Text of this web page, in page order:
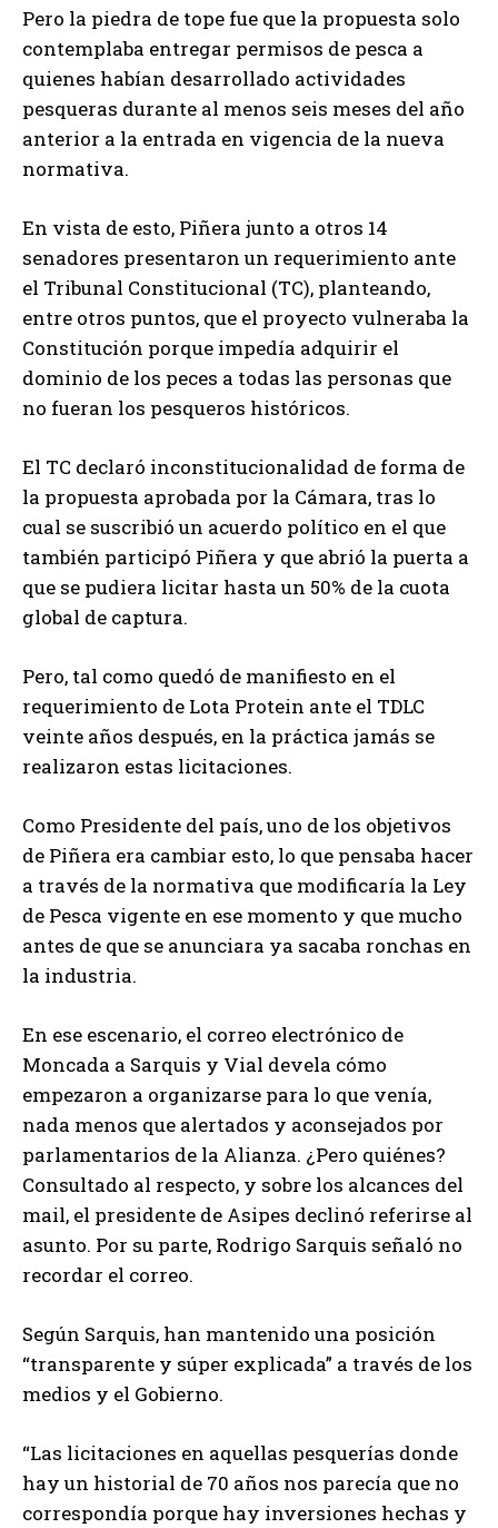
Pero la piedra de tope fue que la propuesta solo
contemplaba entregar permisos de pesca a
quienes habían desarrollado actividades
pesqueras durante al menos seis meses del año
anterior a la entrada en vigencia de la nueva
normativa.
En vista de esto, Piñera junto a otros 14
senadores presentaron un requerimiento ante
el Tribunal Constitucional (TC), planteando,
entre otros puntos, que el proyecto vulneraba la
Constitución porque impedía adquirir el
dominio de los peces a todas las personas que
no fueran los pesqueros históricos.
El TC declaró inconstitucionalidad de forma de
la propuesta aprobada por la Cámara, tras lo
cual se suscribió un acuerdo político en el que
también participó Piñera y que abrió la puerta a
que se pudiera licitar hasta un 50% de la cuota
global de captura.
Pero, tal como quedó de manifiesto en el
requerimiento de Lota Protein ante el TDLC
veinte años después, en la práctica jamás se
realizaron estas licitaciones.
Como Presidente del país, uno de los objetivos
de Piñera era cambiar esto, lo que pensaba hacer
a través de la normativa que modificaría la Ley
de Pesca vigente en ese momento y que mucho
antes de que se anunciara ya sacaba ronchas en
la industria.
En ese escenario, el correo electrónico de
Moncada a Sarquis y Vial devela cómo
empezaron a organizarse para lo que venía,
nada menos que alertados y aconsejados por
parlamentarios de la Alianza. ¿Pero quiénes?
Consultado al respecto, y sobre los alcances del
mail, el presidente de Asipes declinó referirse al
asunto. Por su parte, Rodrigo Sarquis señaló no
recordar el correo.
Según Sarquis, han mantenido una posición
“transparente y súper explicada” a través de los
medios y el Gobierno.
“Las licitaciones en aquellas pesquerías donde
hay un historial de 70 años nos parecía que no
correspondía porque hay inversiones hechas y